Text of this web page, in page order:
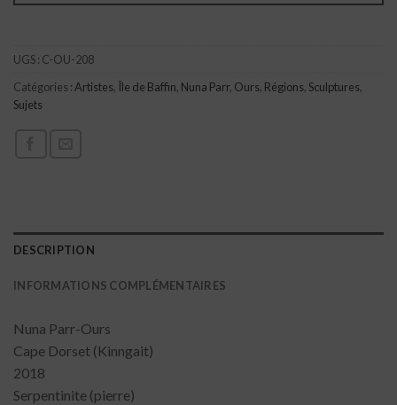
UGS : C-OU-208
Catégories :Artistes, Île de Baffin, Nuna Parr, Ours, Régions, Sculptures,
Sujets
DESCRIPTION
INFORMATIONS COMPLÉMENTAIRES
Nuna Parr-Ours
Cape Dorset (Kinngait)
2018
Serpentinite (pierre)